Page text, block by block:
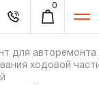
0
для авторемонта
ходовой